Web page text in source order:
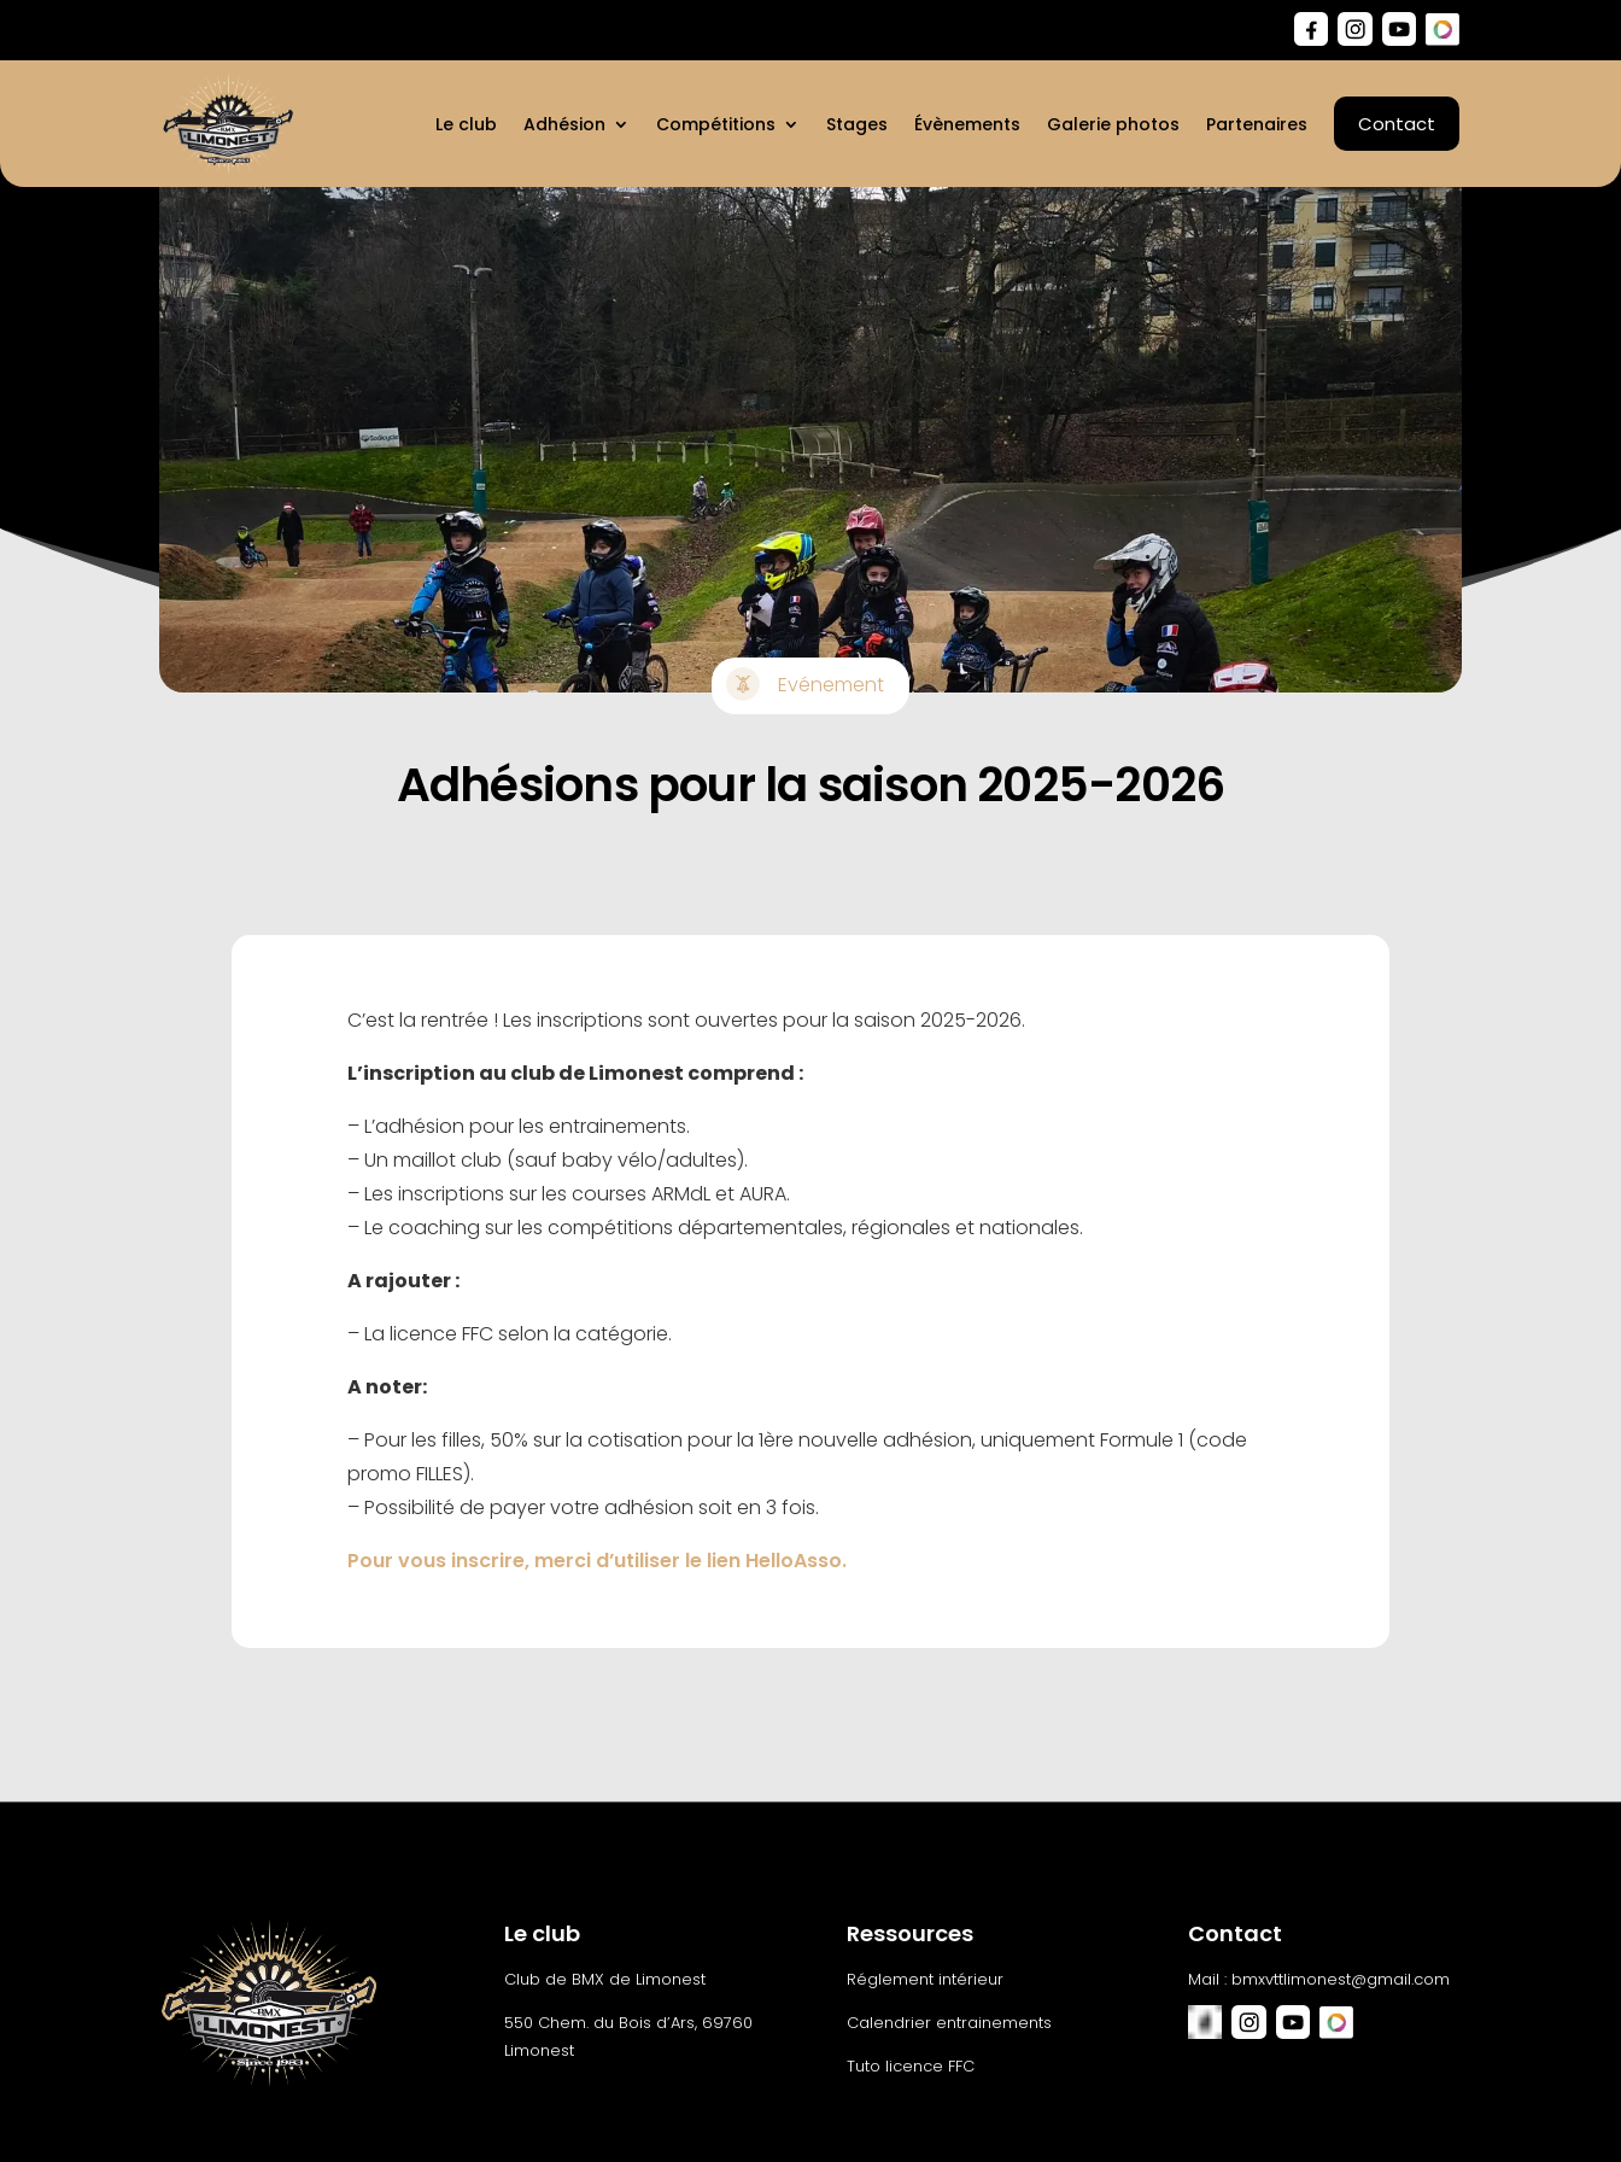
Le club Adhésion Compétitions Stages Évènements Galerie photos Partenaires Contact
Evénement
Adhésions pour la saison 2025-2026
C’est la rentrée ! Les inscriptions sont ouvertes pour la saison 2025-2026.
L’inscription au club de Limonest comprend :
– L’adhésion pour les entrainements.
– Un maillot club (sauf baby vélo/adultes).
– Les inscriptions sur les courses ARMdL et AURA.
– Le coaching sur les compétitions départementales, régionales et nationales.
A rajouter :
– La licence FFC selon la catégorie.
A noter:
– Pour les filles, 50% sur la cotisation pour la 1ère nouvelle adhésion, uniquement Formule 1 (code
promo FILLES).
– Possibilité de payer votre adhésion soit en 3 fois.
Pour vous inscrire, merci d’utiliser le lien HelloAsso.
Le club
Club de BMX de Limonest
550 Chem. du Bois d’Ars, 69760
Limonest
Ressources
Réglement intérieur
Calendrier entrainements
Tuto licence FFC
Contact
Mail : bmxvttlimonest@gmail.com